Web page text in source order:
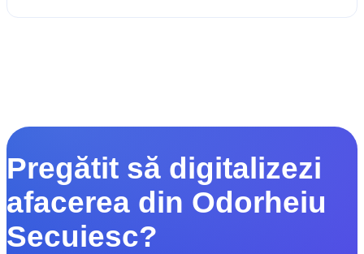
Pregătit să digitalizezi
afacerea din Odorheiu
Secuiesc?